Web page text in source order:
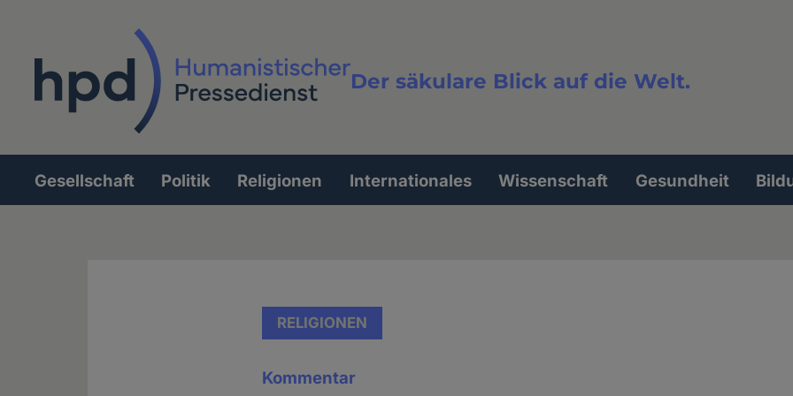
Der säkulare Blick auf die Welt.
Volltextsuche
Hauptnavigation
Gesellschaft Politik Religionen Internationales Wissenschaft Gesundheit
RELIGIONEN
Kommentar